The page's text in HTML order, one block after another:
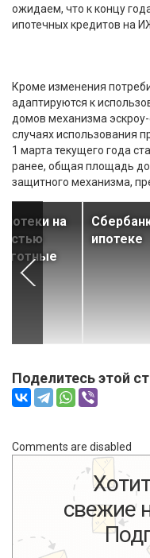
ожидаем, что к концу
ипотечных кредитов на
Кроме изменения
адаптируются к
домов механизма
случаях использования
1 марта текущего года
ранее, общая площадь
защитного механизма,
на
ипотеке
Поделитесь этой
Comments are disabled
свежие